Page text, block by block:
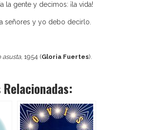
la gente y decimos: ¡la vida!
señores y yo debo decirlo.
asusta, 1954 (Gloria Fuertes).